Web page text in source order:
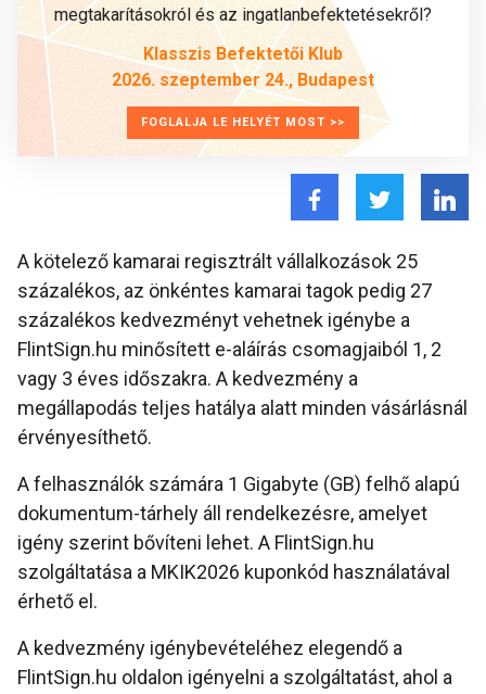
megtakarításokról és az ingatlanbefektetésekről?
Klasszis Befektetői Klub
2026. szeptember 24., Budapest
FOGLALJA LE HELYÉT MOST >>
A kötelező kamarai regisztrált vállalkozások 25
százalékos, az önkéntes kamarai tagok pedig 27
százalékos kedvezményt vehetnek igénybe a
FlintSign.hu minősített e-aláírás csomagjaiból 1, 2
vagy 3 éves időszakra. A kedvezmény a
megállapodás teljes hatálya alatt minden vásárlásnál
érvényesíthető.
A felhasználók számára 1 Gigabyte (GB) felhő alapú
dokumentum-tárhely áll rendelkezésre, amelyet
igény szerint bővíteni lehet. A FlintSign.hu
szolgáltatása a MKIK2026 kuponkód használatával
érhető el.
A kedvezmény igénybevételéhez elegendő a
FlintSign.hu oldalon igényelni a szolgáltatást, ahol a